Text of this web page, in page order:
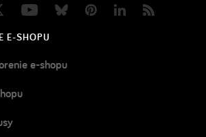
Twitter YoutubeBlueskyPinterestLinkedIn
E-SHOPU
e-shopu